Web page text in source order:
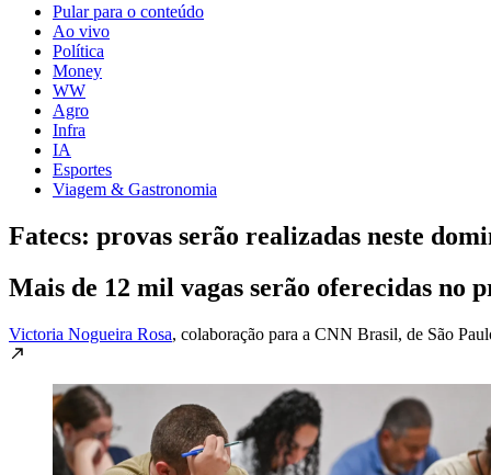
Pular para o conteúdo
Ao vivo
Política
Money
WW
Agro
Infra
IA
Esportes
Viagem & Gastronomia
Fatecs: provas serão realizadas neste
Mais de 12 mil vagas serão oferecidas no
Victoria Nogueira Rosa, colaboração para a CNN Brasil, de São